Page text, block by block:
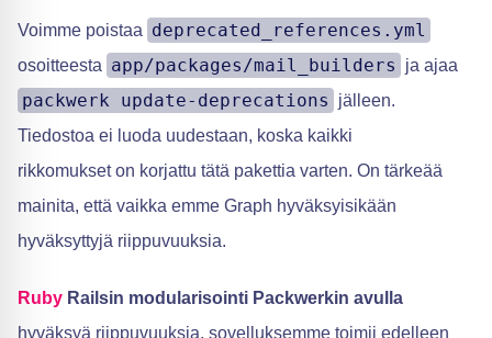
Voimme poistaa deprecated_references.yml
osoitteesta app/packages/mail_builders ja ajaa
packwerk update-deprecations
jälleen.
Tiedostoa ei luoda uudestaan, koska kaikki
rikkomukset on korjattu tätä pakettia varten. On tärkeää
mainita, että vaikka emme Graph hyväksyisikään
hyväksyttyjä riippuvuuksia.
Ruby Railsin modularisointi Packwerkin avulla
hyväksyä riippuvuuksia, sovelluksemme toimii edelleen